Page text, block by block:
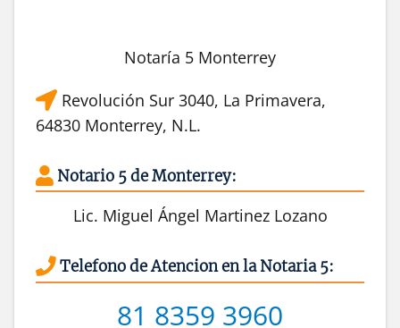
Notaría 5 Monterrey
Revolución Sur 3040, La Primavera,
64830 Monterrey, N.L.
Notario 5 de Monterrey:
Lic. Miguel Ángel Martinez Lozano
Telefono de Atencion en la Notaria 5:
81 8359 3960